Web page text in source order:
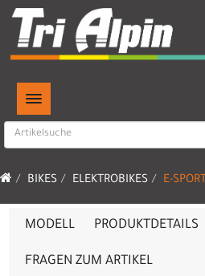
TOGGLE NAVIGATION
BIKES ELEKTROBIKES E-SPORT
MODELL PRODUKTDETAILS
FRAGEN ZUM ARTIKEL